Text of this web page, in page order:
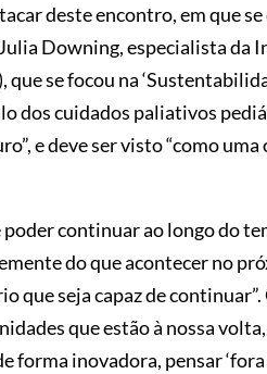
deste encontro, em que
Downing, especialista da
se focou na
dos cuidados paliativos
e deve ser visto “como
continuar ao longo do
do que acontecer no
que seja capaz de continuar”.
que estão à nossa
forma inovadora, pensar ‘fora